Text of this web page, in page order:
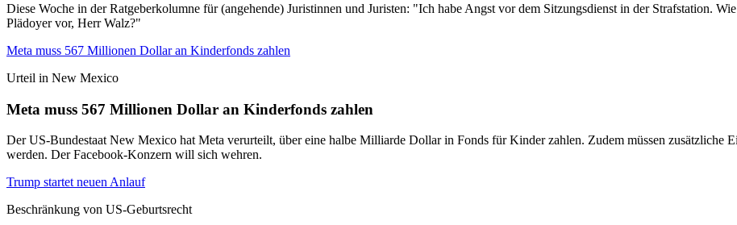
Diese Woche in der Ratgeberkolumne für (angehende) Juristinnen und Juristen: "Ich habe Angst vor dem Sitzungsdienst in der Strafstation.
Plädoyer vor, Herr Walz?"
Meta muss 567 Millionen Dollar an Kinderfonds zahlen
Urteil in New Mexico
Meta muss 567 Millionen Dollar an Kinderfonds zahlen
Der US-Bundestaat New Mexico hat Meta verurteilt, über eine halbe Milliarde Dollar in Fonds für Kinder zahlen. Zudem müssen zusätzliche
werden. Der Facebook-Konzern will sich wehren.
Trump startet neuen Anlauf
Beschränkung von US-Geburtsrecht